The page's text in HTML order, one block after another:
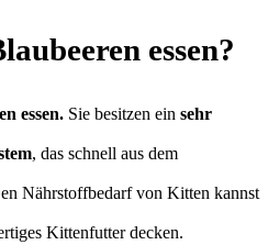
essen?
essen. Sie besitzen ein sehr
, das schnell aus dem
Nährstoffbedarf von Kitten kannst
Kittenfutter decken.